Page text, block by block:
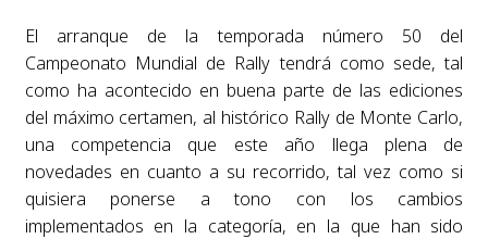
El arranque de la temporada número 50 del
Campeonato Mundial de Rally tendrá como sede, tal
como ha acontecido en buena parte de las ediciones
del máximo certamen, al histórico Rally de Monte Carlo,
una competencia que este año llega plena de
novedades en cuanto a su recorrido, tal vez como si
quisiera ponerse a tono con los cambios
implementados en la categoría, en la que han sido